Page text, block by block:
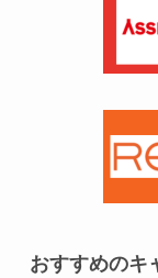
おすすめのキ